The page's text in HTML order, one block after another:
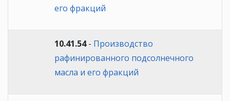
его фракций
10.41.54- Производство
рафинированного подсолнечного
масла и его фракций